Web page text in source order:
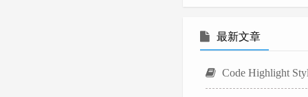
最新文章
Code Highlight